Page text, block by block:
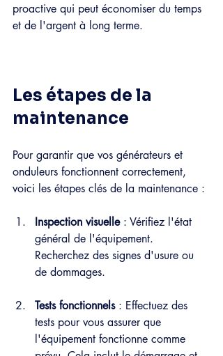
proactive qui peut économiser du temps
et de l'argent à long terme.
Les étapes de la
maintenance
Pour garantir que vos générateurs et
onduleurs fonctionnent correctement,
voici les étapes clés de la maintenance :
Inspection visuelle : Vérifiez l'état
général de l'équipement.
Recherchez des signes d'usure ou
de dommages.
Tests fonctionnels : Effectuez des
tests pour vous assurer que
l'équipement fonctionne comme